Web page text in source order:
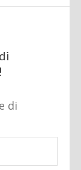
di